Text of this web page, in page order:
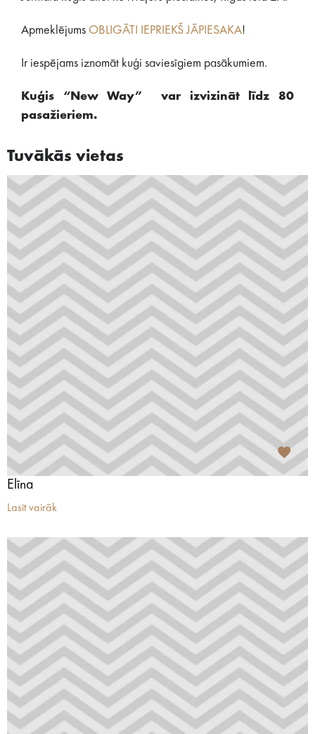
Apmeklējums OBLIGĀTI IEPRIEKŠ JĀPIESAKA!
Ir iespējams iznomāt kuģi saviesīgiem pasākumiem.
Kuģis “New Way” var izvizināt līdz 80
pasažieriem.
Tuvākās vietas
Elīna
Lasīt vairāk